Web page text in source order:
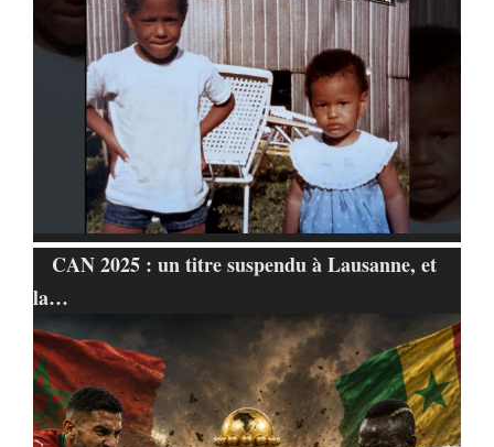
CAN 2025 : un titre suspendu à Lausanne, et
la…